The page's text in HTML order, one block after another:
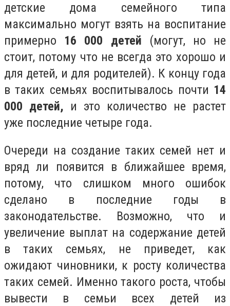
детские дома семейного типа
максимально могут взять на воспитание
примерно 16 000 детей (могут, но не
стоит, потому что не всегда это хорошо и
для детей, и для родителей). К концу года
в таких семьях воспитывалось почти 14
000 детей, и это количество не растет
уже последние четыре года.
Очереди на создание таких семей нет и
вряд ли появится в ближайшее время,
потому, что слишком много ошибок
сделано в последние годы в
законодательстве. Возможно, что и
увеличение выплат на содержание детей
в таких семьях, не приведет, как
ожидают чиновники, к росту количества
таких семей. Именно такого роста, чтобы
вывести в семьи всех детей из